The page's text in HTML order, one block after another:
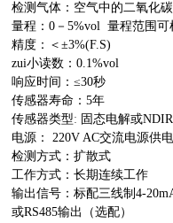
检测气体：空气中的二氧化碳
量程：0 －5%vol量程范围可
精度：＜±3%(F.S)
zui小读数：0.1%vol
响应时间：≤30秒
传感器寿命：5年
传感器类型: 固态电解或NDIR
电源：
220V AC交流电源供电
检测方式：扩散式
工作方式：长期连续工作
输出信号：标配三线制4-
或RS485输出（选配）